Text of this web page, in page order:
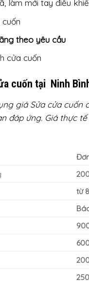
làm mới tay điều
theo yêu cầu
cửa cuốn
cuốn tại Ninh
giá Sửa cửa
đáp ứng. Giá thực
từ